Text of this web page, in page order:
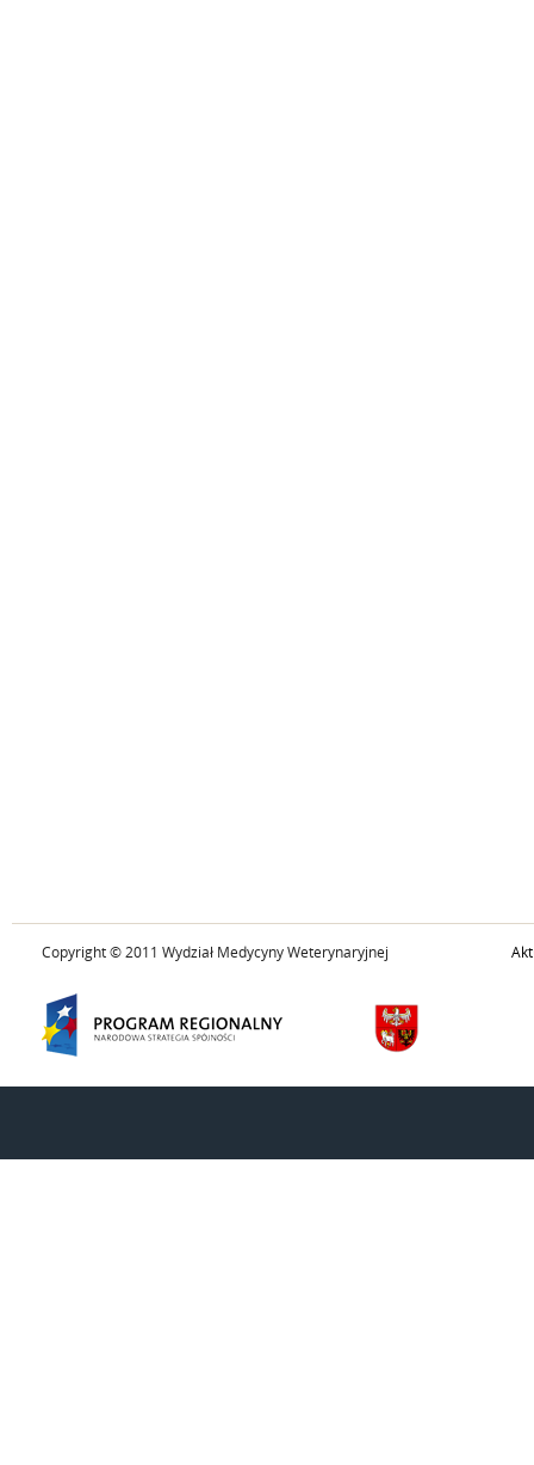
Copyright © 2011 Wydział Medycyny Weterynaryjnej